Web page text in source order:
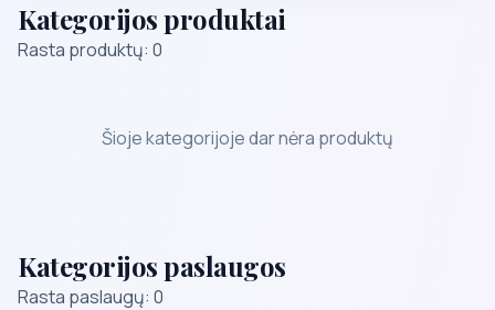
Kategorijos produktai
Rasta produktų: 0
Šioje kategorijoje dar nėra produktų
Kategorijos paslaugos
Rasta paslaugų: 0